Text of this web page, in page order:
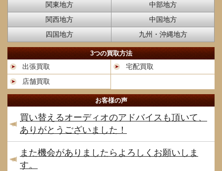
関東地方
中部地方
関西地方
中国地方
四国地方
九州・沖縄地方
3つの買取方法
出張買取
宅配買取
店舗買取
お客様の声
買い替えるオーディオのアドバイスも頂いて、
ありがとうございました！
また機会がありましたらよろしくお願いしま
す。